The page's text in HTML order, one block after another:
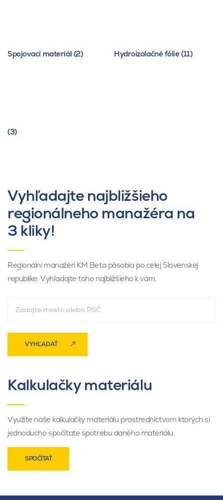
Spojovací materiál (2) Hydroizolačné fólie (11)
(3)
Vyhľadajte najbližšieho
regionálneho manažéra na
3 kliky!
Regionálni manažéri KM Beta pôsobia po celej Slovenskej
republike. Vyhľadajte toho najbližšieho k vám.
VYHĽADAŤ
Kalkulačky materiálu
Využite naše kalkulačky materiálu prostredníctvom ktorých si
jednoducho spočítate spotrebu daného materiálu.
SPOČÍTAŤ